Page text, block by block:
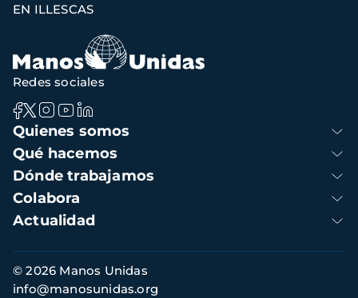
EN ILLESCAS
Navegación
principal
Quienes somos
Qué hacemos
Dónde trabajamos
Colabora
Actualidad
Redes sociales
Información
de
© 2026 Manos Unidas
info@manosunidas.org